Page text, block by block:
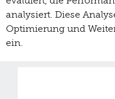
analysiert. Diese
Optimierung und
ein.